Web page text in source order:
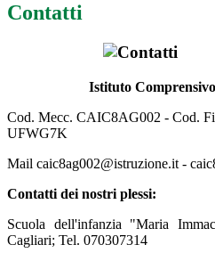
Contatti
Istituto
Cod. Mecc. CAIC8AG002 - Cod.
UFWG7K
Mail caic8ag002@istruzione.it -
Contatti dei nostri plessi:
Scuola dell'infanzia "Maria
Cagliari; Tel. 070307314